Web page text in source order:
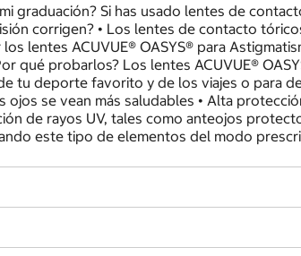
graduación? Si has usado lentes de
corrigen? • Los lentes de contacto
lentes ACUVUE® OASYS® para
qué probarlos? Los lentes ACUVUE®
tu deporte favorito y de los viajes o para
se vean más saludables • Alta
de rayos UV, tales como anteojos
este tipo de elementos del modo